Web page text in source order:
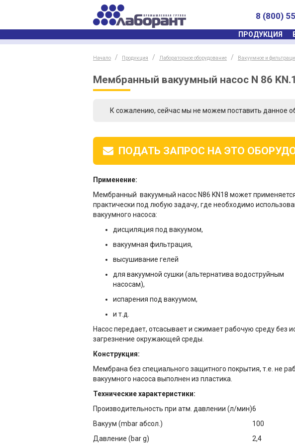
8 (800)
ПРОДУКЦИЯ
Начало Продукция Лабораторное оборудование Вакуумное и
Мембранный вакуумный насос N 86
К сожалению, сейчас мы не можем поставить данное
ПОДАТЬ ЗАПРОС НА ЭТО
Применение:
Мембранный вакуумный насос N86 KN18 может
практически под любую задачу, где необходимо
вакуумного насоса:
дисциляция под вакуумом,
вакуумная фильтрация,
высушивание гелей
для вакуумной сушки (альтернатива водоструйным
насосам),
испарения под вакуумом,
и т.д.
Насос передает, отсасывает и сжимает рабочую среду без
загрезнение окружающей среды.
Конструкция:
Мембрана без специального защитного покрытия, т.е. не
вакуумного насоса выполнен из пластика.
Технические характеристики:
Производительность при атм. давлении (л/мин)6
Вакуум (mbar абсол.)
100
Давление (bar g)
2,4